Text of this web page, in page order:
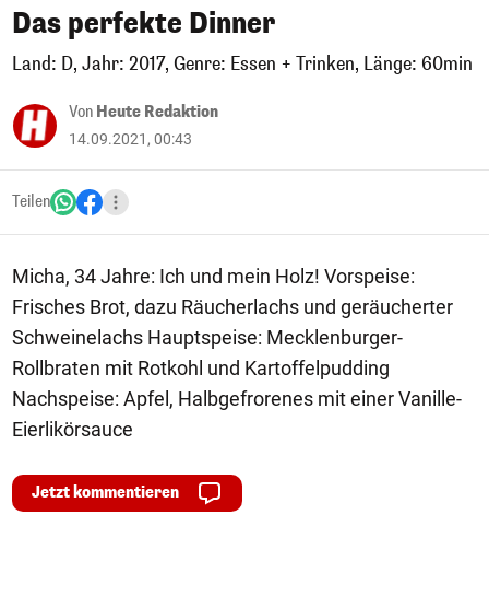
Das perfekte Dinner
Land: D, Jahr: 2017, Genre: Essen + Trinken, Länge: 60min
Von Heute Redaktion
14.09.2021, 00:43
Teilen
Micha, 34 Jahre: Ich und mein Holz! Vorspeise:
Frisches Brot, dazu Räucherlachs und geräucherter
Schweinelachs Hauptspeise: Mecklenburger-
Rollbraten mit Rotkohl und Kartoffelpudding
Nachspeise: Apfel, Halbgefrorenes mit einer Vanille-
Eierlikörsauce
Jetzt kommentieren